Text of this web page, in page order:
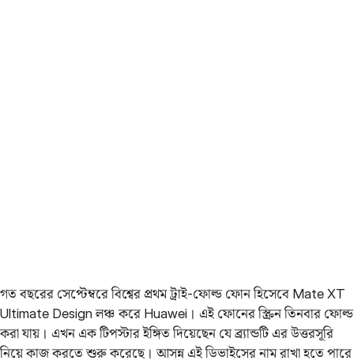
গত বছরের সেপ্টেম্বরে বিশ্বের প্রথম ট্রাই-ফোল্ড ফোন হিসেবে Mate XT
Ultimate Design লঞ্চ করে Huawei। এই ফোনের স্ক্রিন তিনবার ফোল্ড
করা যায়। এখন এক টিপস্টার ইঙ্গিত দিয়েছেন যে ব্র্যান্ডটি এর উত্তরসূরি
নিয়ে কাজ করতে শুরু করেছে। আসন্ন এই ডিভাইসের নাম রাখা হতে পারে